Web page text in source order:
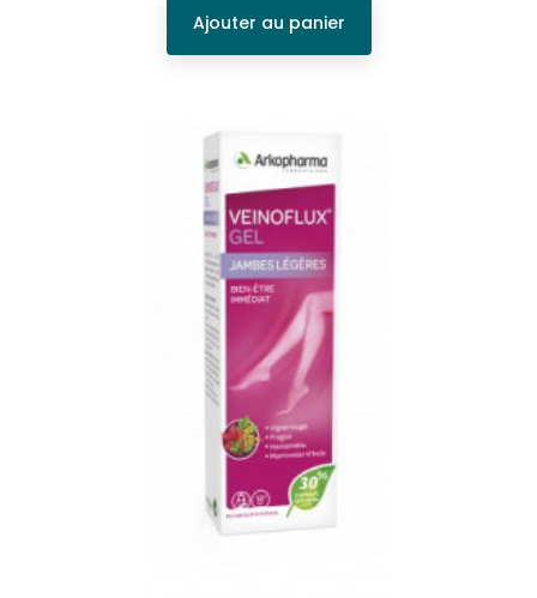
Ajouter au panier